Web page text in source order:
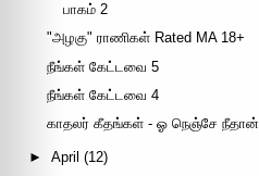
பாகம் 2
"அழகு" ராணிகள் Rated MA 18+
நீங்கள் கேட்டவை 5
நீங்கள் கேட்டவை 4
காதலர் கீதங்கள் - ஓ நெஞ்சே நீதான்
►April (12)